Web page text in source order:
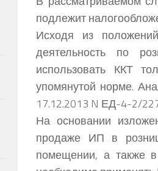
подлежит
Исходя из
деятельность по
использовать ККТ
упомянутой норме.
17.12.2013 N ЕД-4-2/
На основании
продаже ИП в
помещении, а также в